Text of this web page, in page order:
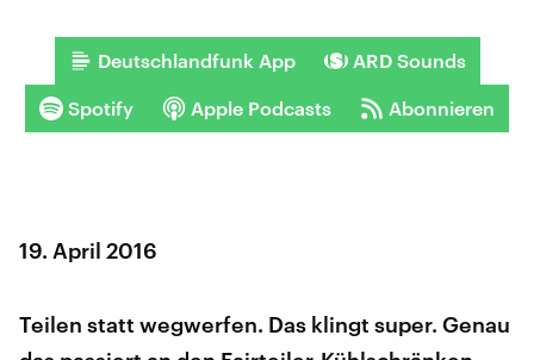
Deutschlandfunk App ARD Sounds
Spotify Apple Podcasts Abonnieren
19. April 2016
Teilen statt wegwerfen. Das klingt super. Genau